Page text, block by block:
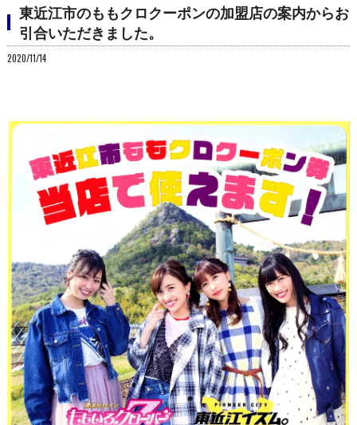
東近江市のももクロクーポンの加盟店の案内からお
引合いただきました。
2020/11/14